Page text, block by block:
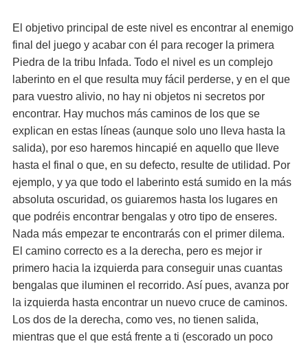
El objetivo principal de este nivel es encontrar al enemigo
final del juego y acabar con él para recoger la primera
Piedra de la tribu Infada. Todo el nivel es un complejo
laberinto en el que resulta muy fácil perderse, y en el que
para vuestro alivio, no hay ni objetos ni secretos por
encontrar. Hay muchos más caminos de los que se
explican en estas líneas (aunque solo uno lleva hasta la
salida), por eso haremos hincapié en aquello que lleve
hasta el final o que, en su defecto, resulte de utilidad. Por
ejemplo, y ya que todo el laberinto está sumido en la más
absoluta oscuridad, os guiaremos hasta los lugares en
que podréis encontrar bengalas y otro tipo de enseres.
Nada más empezar te encontrarás con el primer dilema.
El camino correcto es a la derecha, pero es mejor ir
primero hacia la izquierda para conseguir unas cuantas
bengalas que iluminen el recorrido. Así pues, avanza por
la izquierda hasta encontrar un nuevo cruce de caminos.
Los dos de la derecha, como ves, no tienen salida,
mientras que el que está frente a ti (escorado un poco